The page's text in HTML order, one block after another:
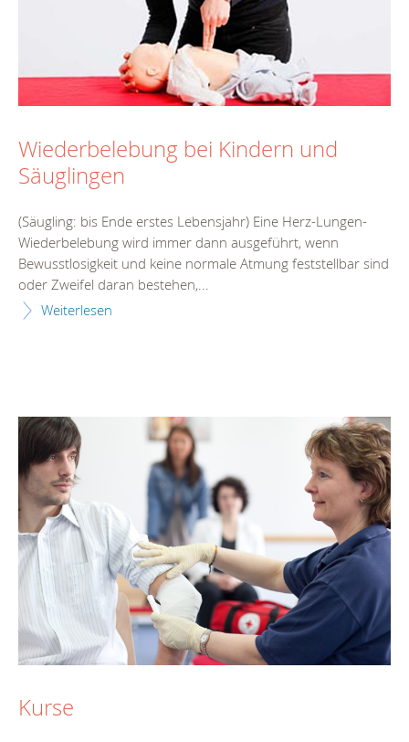
Wiederbelebung bei Kindern und
Säuglingen
(Säugling: bis Ende erstes Lebensjahr) Eine Herz-Lungen-
Wiederbelebung wird immer dann ausgeführt, wenn
Bewusstlosigkeit und keine normale Atmung feststellbar sind
oder Zweifel daran bestehen,...
Weiterlesen
Kurse